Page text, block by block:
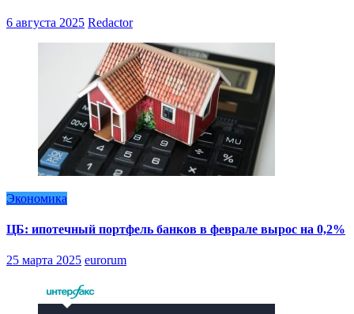
6 августа 2025 Redactor
Экономика
ЦБ: ипотечный портфель банков в феврале вырос на 0,2%
25 марта 2025 eurorum